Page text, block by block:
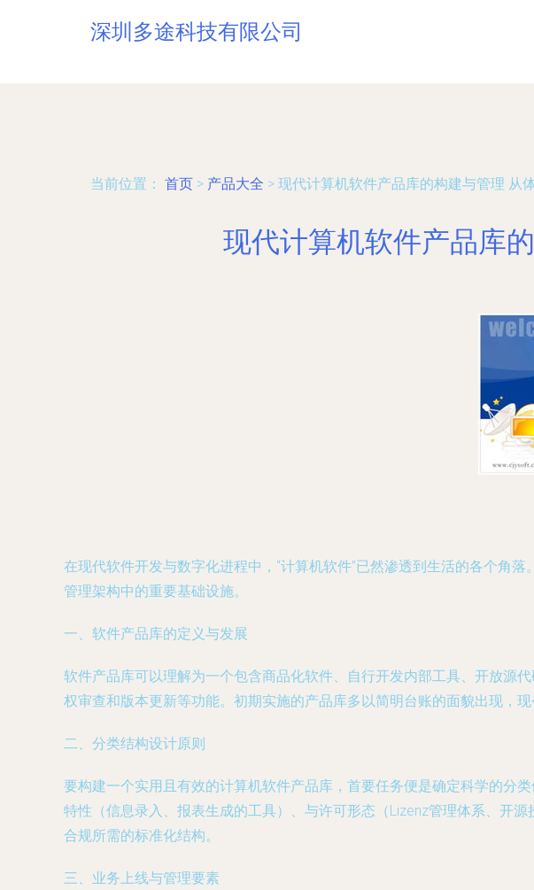
深圳多途科技有限公司
当前位置： 首页 > 产品大全 > 现代计算机软件产品库的构建与管理 从
现代计算机软件产品库
在现代软件开发与数字化进程中，“计算机软件”已然渗透到生活的各个角
管理架构中的重要基础设施。
一、软件产品库的定义与发展
软件产品库可以理解为一个包含商品化软件、自行开发内部工具、开放源
权审查和版本更新等功能。初期实施的产品库多以简明台账的面貌出现，
二、分类结构设计原则
要构建一个实用且有效的计算机软件产品库，首要任务便是确定科学的分
特性（信息录入、报表生成的工具）、与许可形态（Lizenz管理体系、开
合规所需的标准化结构。
三、业务上线与管理要素